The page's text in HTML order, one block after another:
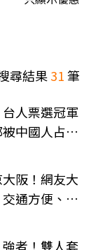
尋結果31筆
人票選冠軍
中國人占據
阪！網友大
通方便、免
者！雙人套